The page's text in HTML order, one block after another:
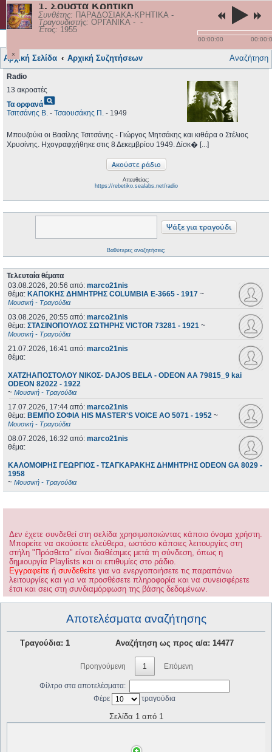
rebetiko.sealabs.net
Σύνδεση
Αρχική Σελίδα Αρχική Συζητήσεων Αναζήτηση
Radio
13 ακροατές
Τα ορφανάpageview
Τσιτσάνης Β. - Τσαουσάκης Π. - 1949
Μπουζούκι οι Βασίλης Τσιτσάνης - Γιώργος Μητσάκης και κιθάρα ο Στέλιος
Χρυσίνης. Ηχογραφχήθηκε στις 8 Δεκεμβρίου 1949. Δίσκ� [...]
Απευθείας:
https://rebetiko.sealabs.net/radio
Βαθύτερες αναζητήσεις;
Τελευταία θέματα
03.08.2026, 20:56 από: marco21nis
θέμα: ΚΑΠΟΚΗΣ ΔΗΜΗΤΡΗΣ COLUMBIA E-3665 - 1917 ~
Μουσική - Τραγούδια
03.08.2026, 20:55 από: marco21nis
θέμα: ΣΤΑΣΙΝΟΠΟΥΛΟΣ ΣΩΤΗΡΗΣ VICTOR 73281 - 1921 ~
Μουσική - Τραγούδια
21.07.2026, 16:41 από: marco21nis
θέμα:
ΧΑΤΖΗΑΠΟΣΤΟΛΟΥ ΝΙΚΟΣ- DAJOS BELA - ODEON AA 79815_9 kai
ODEON 82022 - 1922
~ Μουσική - Τραγούδια
17.07.2026, 17:44 από: marco21nis
θέμα: ΒΕΜΠΟ ΣΟΦΙΑ HIS MASTER'S VOICE AO 5071 - 1952 ~
Μουσική - Τραγούδια
08.07.2026, 16:32 από: marco21nis
θέμα:
ΚΑΛΟΜΟΙΡΗΣ ΓΕΩΡΓΙΟΣ - ΤΣΑΓΚΑΡΑΚΗΣ ΔΗΜΗΤΡΗΣ ODEON GA 8029 -
1958
~ Μουσική - Τραγούδια
Δεν έχετε συνδεθεί στη σελίδα χρησιμοποιώντας κάποιο όνομα χρήστη.
Μπορείτε να ακούσετε ελεύθερα, ωστόσο κάποιες λειτουργίες στη
στήλη "Πρόσθετα" είναι διαθέσιμες μετά τη σύνδεση, όπως η
δημιουργία Playlists και οι επιθυμίες στο ράδιο.
Εγγραφείτε ή συνδεθείτε για να ενεργοποιήσετε τις παραπάνω
λειτουργίες και για να προσθέσετε πληροφορία και να συνεισφέρετε
έτσι και σεις στη συνδιαμόρφωση της βάσης δεδομένων.
Αποτελέσματα αναζήτησης
Τραγούδια: 1 Αναζήτηση ως προς α/α: 14477
Προηγούμενη 1 Επόμενη
Φίλτρο στα αποτελέσματα:
Φέρε
τραγούδια
Σελίδα 1 από 1
×
1. Σούστα Κρητική
Συνθέτης: ΠΑΡΑΔΟΣΙΑΚΑ-ΚΡΗΤΙΚΑ -
Τραγουδιστής: ΟΡΓΑΝΙΚΑ - -
Έτος: 1955
00:00:00